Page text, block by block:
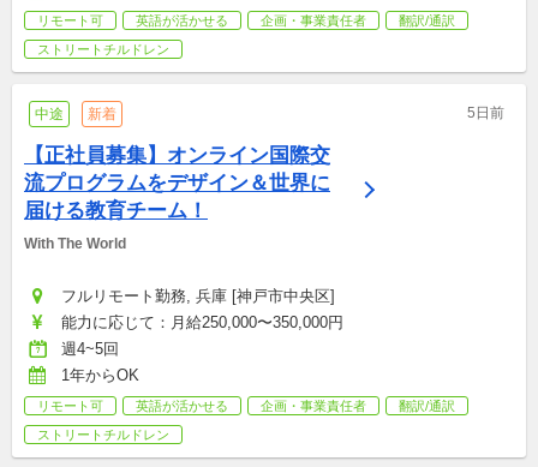
リモート可 英語が活かせる 企画・事業責任者
翻訳/通訳
ストリートチルドレン
中途 新着 5日前
【正社員募集】オンライン国際交
流プログラムをデザイン＆世界に
届ける教育チーム！
With The World
フルリモート勤務, 兵庫 [神戸市中央区]
能力に応じて：月給250,000〜350,000円
週4~5回
1年からOK
リモート可 英語が活かせる 企画・事業責任者
翻訳/通訳
ストリートチルドレン